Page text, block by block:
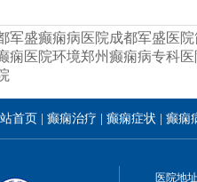
军盛癫痫病医院成都军盛医院
痫医院环境郑州癫痫病专科医
首页 癫痫治疗 癫痫症状 癫痫
医院地